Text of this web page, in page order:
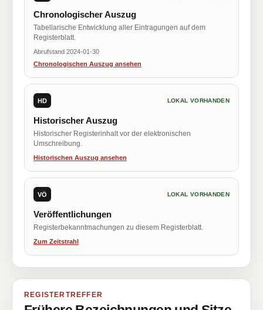
Chronologischer Auszug
Tabellarische Entwicklung aller Eintragungen auf dem
Registerblatt.
Abrufstand 2024-01-30
Chronologischen Auszug ansehen
HD LOKAL VORHANDEN
Historischer Auszug
Historischer Registerinhalt vor der elektronischen
Umschreibung.
Historischen Auszug ansehen
VÖ LOKAL VORHANDEN
Veröffentlichungen
Registerbekanntmachungen zu diesem Registerblatt.
Zum Zeitstrahl
REGISTERTREFFER